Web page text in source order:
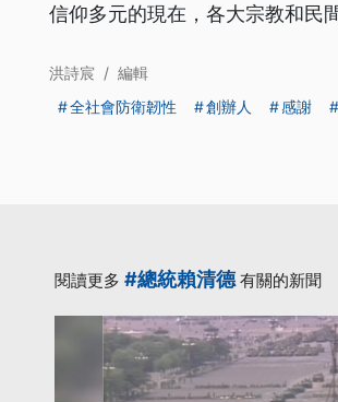
信仰多元的現在，各大宗教和民
洪詩宸 / 編輯
全社會防衛韌性
創辦人 感謝
閱讀更多 #總統賴清德有關的新聞